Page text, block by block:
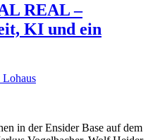
REAL –
KI und ein
Lohaus